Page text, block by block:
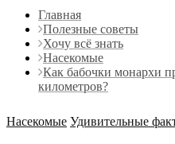
Главная
Полезные советы
Хочу всё знать
Насекомые
Как бабочки монархи
километров?
Насекомые Удивительные